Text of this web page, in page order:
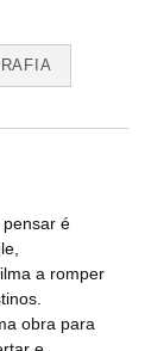
pensar é
a romper
obra para